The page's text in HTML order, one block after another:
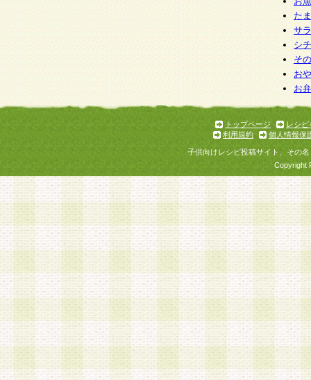
開示等に応じる窓口は以下になります。
ぱくすく食堂個人情報お客様相談窓口 paku-
m
個人情報を与えることは任意ですが、個人情報
意をいただけない場合には、当社のサービスの
お問い合わせ・ご相談への対応ができない場合
た
サ
シ
そ
お
お
トップページ
レシピ
利用規約
個人情報保
子供向けレシピ投稿サイト、その
Copyright